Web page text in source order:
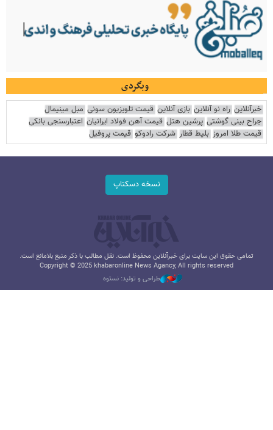
وبگردی
خبرآنلاین راه نو آنلاین بازی آنلاین قیمت تلویزیون سونی مبل مینیمال
جراح بینی گوشتی پرشین هتل قیمت آهن فولاد ایرانیان اعتبارسنجی بانکی
قیمت طلا امروز بلیط قطار شرکت رادوکو قیمت پروفیل
نسخه دسکتاپ
تمامی حقوق این سایت برای خبرآنلاین محفوظ است. نقل مطالب با ذکر منبع بلامانع است.
Copyright © 2025 khabaronline News Agancy, All rights reserved
طراحی و تولید: نستوه